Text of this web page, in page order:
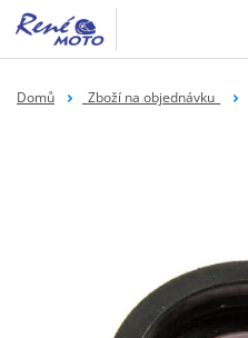
Domů _Zboží na objednávku_